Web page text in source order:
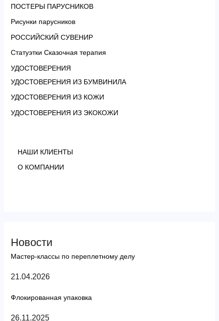
ПОСТЕРЫ ПАРУСНИКОВ
Рисунки парусников
РОССИЙСКИЙ СУВЕНИР
Статуэтки Сказочная терапия
УДОСТОВЕРЕНИЯ
УДОСТОВЕРЕНИЯ ИЗ БУМВИНИЛА
УДОСТОВЕРЕНИЯ ИЗ КОЖИ
УДОСТОВЕРЕНИЯ ИЗ ЭКОКОЖИ
НАШИ КЛИЕНТЫ
О КОМПАНИИ
Новости
Мастер-классы по переплетному делу
21.04.2026
Флокированная упаковка
26.11.2025